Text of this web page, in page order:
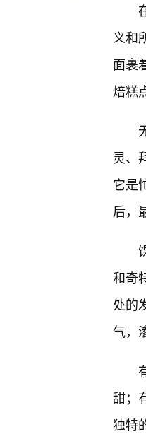
义和
面裹
焙糕
灵、
它是
后，
和奇
处的
气，
甜；
独特